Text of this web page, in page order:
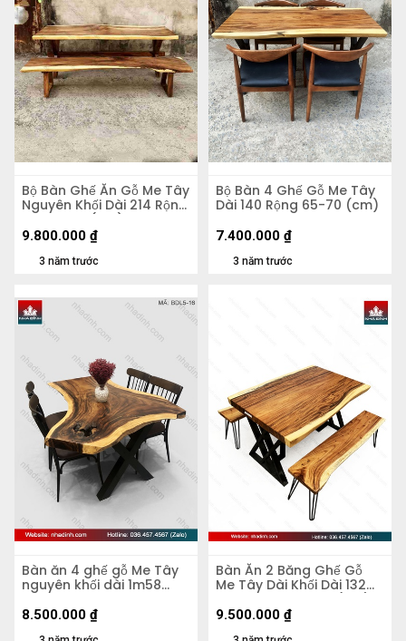
Bộ Bàn Ghế Ăn Gỗ Me Tây
Nguyên Khối Dài 214 Rộng
73-84-72 (cm)
3 năm trước
9.800.000 ₫
Bộ Bàn 4 Ghế Gỗ Me Tây
Dài 140 Rộng 65-70 (cm)
3 năm trước
7.400.000 ₫
Bàn ăn 4 ghế gỗ Me Tây
nguyên khối dài 1m58
rộng 82-67-1m11 dày 6,5
(cm)
8.500.000 ₫
Bàn Ăn 2 Băng Ghế Gỗ
Me Tây Dài Khối Dài 132
Rộng 88-89 Dày 7 (cm)
9.500.000 ₫